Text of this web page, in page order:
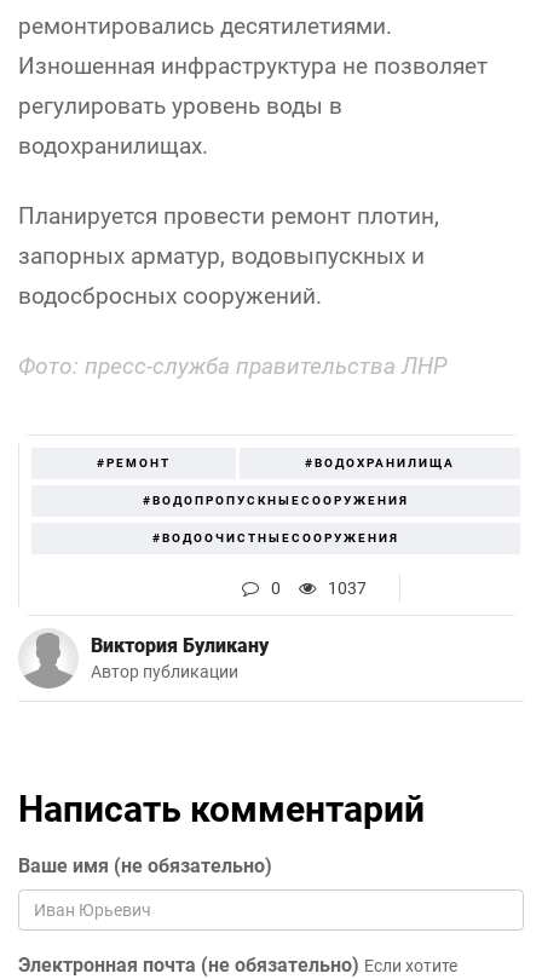
ремонтировались десятилетиями.
Изношенная инфраструктура не позволяет
регулировать уровень воды в
водохранилищах.
Планируется провести ремонт плотин,
запорных арматур, водовыпускных и
водосбросных сооружений.
Фото: пресс-служба правительства ЛНР
#РЕМОНТ #ВОДОХРАНИЛИЩА
#ВОДОПРОПУСКНЫЕСООРУЖЕНИЯ
#ВОДООЧИСТНЫЕСООРУЖЕНИЯ
0 1037
Виктория Буликану
Автор публикации
Написать комментарий
Ваше имя (не обязательно)
Электронная почта (не обязательно) Если хотите